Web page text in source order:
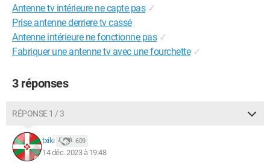
Salon pareil
Que puis je faire ?
Antenne tv intérieure ne capte pas ✓
Prise antenne derriere tv cassé
Antenne intérieure ne fonctionne pas ✓
Fabriquer une antenne tv avec une fourchette ✓
3 réponses
RÉPONSE 1 / 3
txiki 609
14 déc. 2023 à 19:48